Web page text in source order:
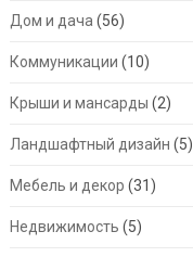
Дом и дача (56)
Коммуникации (10)
Крыши и мансарды (2)
Ландшафтный дизайн (5)
Мебель и декор (31)
Недвижимость (5)